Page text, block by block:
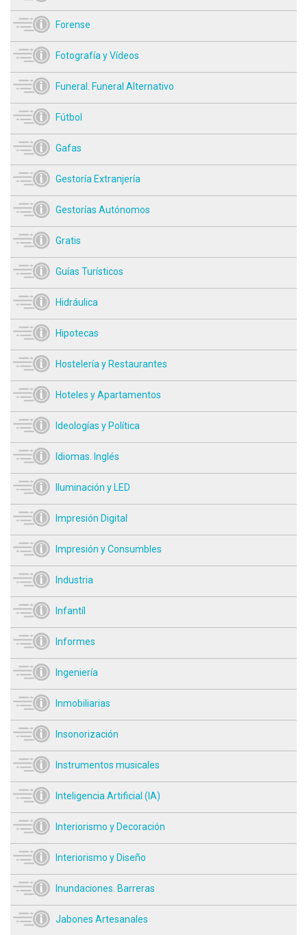
Forense
Fotografía y Vídeos
Funeral. Funeral Alternativo
Fútbol
Gafas
Gestoría Extranjería
Gestorías Autónomos
Gratis
Guías Turísticos
Hidráulica
Hipotecas
Hostelería y Restaurantes
Hoteles y Apartamentos
Ideologías y Política
Idiomas. Inglés
Iluminación y LED
Impresión Digital
Impresión y Consumbles
Industria
Infantíl
Informes
Ingeniería
Inmobiliarias
Insonorización
Instrumentos musicales
Inteligencia Artificial (IA)
Interiorismo y Decoración
Interiorismo y Diseño
Inundaciones. Barreras
Jabones Artesanales